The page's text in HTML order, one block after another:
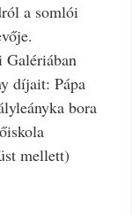
a somlói
Galériában
díjait: Pápa
bora
mellett)